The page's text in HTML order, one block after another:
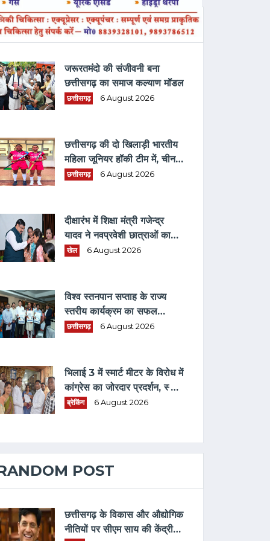
समाचार
जरूरतमंदो की संजीवनी बना
छत्तीसगढ़ का समाज कल्याण मॉडल
छत्तीसगढ़ 6 August 2026
छत्तीसगढ़ की दो खिलाड़ी भारतीय
महिला जूनियर हॉकी टीम में, चीन में
होने वाले एशिया कप में दिखाएंगी
छत्तीसगढ़ 6 August 2026
दीक्षारंभ में शिक्षा मंत्री गजेन्द्र
यादव ने नवप्रवेशी छात्राओं का
तिलक लगाकर विद्यार्थियों से किये
खेल 6 August 2026
विश्व स्तनपान सप्ताह के राज्य
स्तरीय कार्यक्रम का सफल
आयोजन, छत्तीसगढ़ के प्रथम "मातृ
छत्तीसगढ़ 6 August 2026
भिलाई 3 में स्मार्ट मीटर के विरोध में
कांग्रेस का जोरदार प्रदर्शन, स्मार्ट
मीटर हटाने भरवाया फार्म
ब्रेकिंग 6 August 2026
POST
छत्तीसगढ़ के विकास और औद्योगिक
नीतियों पर सीएम साय की केंद्रीय